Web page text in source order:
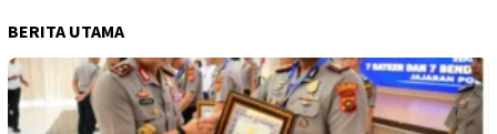
BERITA UTAMA